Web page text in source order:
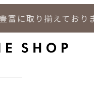
に取り揃えておりま